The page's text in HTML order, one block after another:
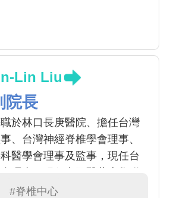
Lin Liu
院長
於林口長庚醫院、擔任台灣
、台灣神經脊椎學會理事、
醫學會理事及監事，現任台
主任、手術室主任、人體器
#脊椎中心